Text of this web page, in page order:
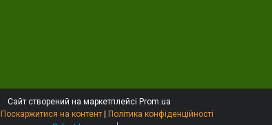
Сайт створений на маркетплейсі Prom.ua
Поскаржитися на контент | Політика конфіденційності